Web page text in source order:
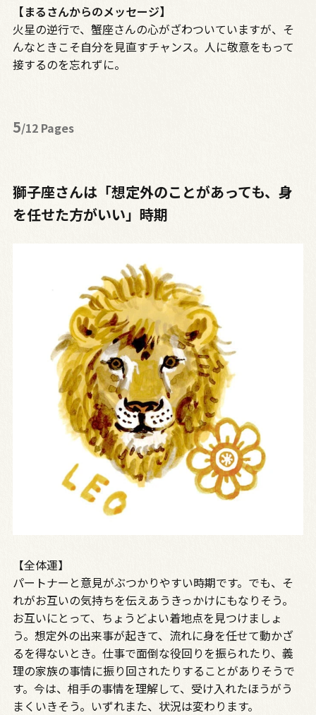
【まるさんからのメッセージ】
火星の逆行で、蟹座さんの心がざわついていますが、そ
んなときこそ自分を見直すチャンス。人に敬意をもって
接するのを忘れずに。
5/12 Pages
獅子座さんは「想定外のことがあっても、身
を任せた方がいい」時期
【全体運】
パートナーと意見がぶつかりやすい時期です。でも、そ
れがお互いの気持ちを伝えあうきっかけにもなりそう。
お互いにとって、ちょうどよい着地点を見つけましょ
う。想定外の出来事が起きて、流れに身を任せて動かざ
るを得ないとき。仕事で面倒な役回りを振られたり、義
理の家族の事情に振り回されたりすることがありそうで
す。今は、相手の事情を理解して、受け入れたほうがう
まくいきそう。いずれまた、状況は変わります。